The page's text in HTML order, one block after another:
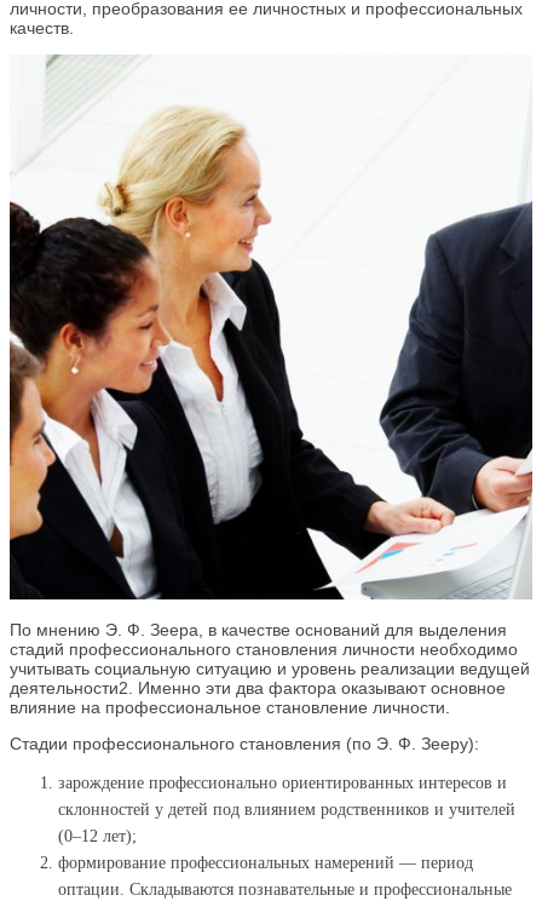
личности, преобразования ее личностных и профессиональных
качеств.
По мнению Э. Ф. Зеера, в качестве оснований для выделения
стадий профессионального становления личности необходимо
учитывать социальную ситуацию и уровень реализации ведущей
деятельности2. Именно эти два фактора оказывают основное
влияние на профессиональное становление личности.
Стадии профессионального становления (по Э. Ф. Зееру):
зарождение профессионально ориентированных интересов и
склонностей у детей под влиянием родственников и учителей
(0–12 лет);
формирование профессиональных намерений — период
оптации. Складываются познавательные и профессиональные